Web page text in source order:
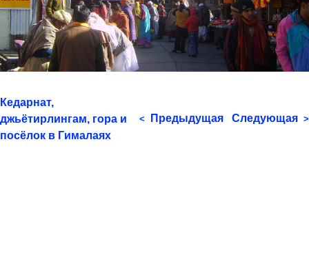
Кедарнат,
джьётирлингам, гора и
посёлок в Гималаях
< Предыдущая Следующая >